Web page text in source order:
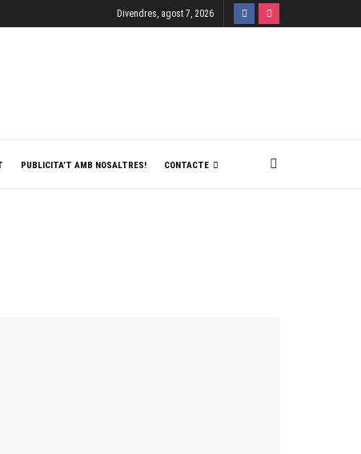
Divendres, agost 7, 2026
PUBLICITA’T AMB NOSALTRES! CONTACTE